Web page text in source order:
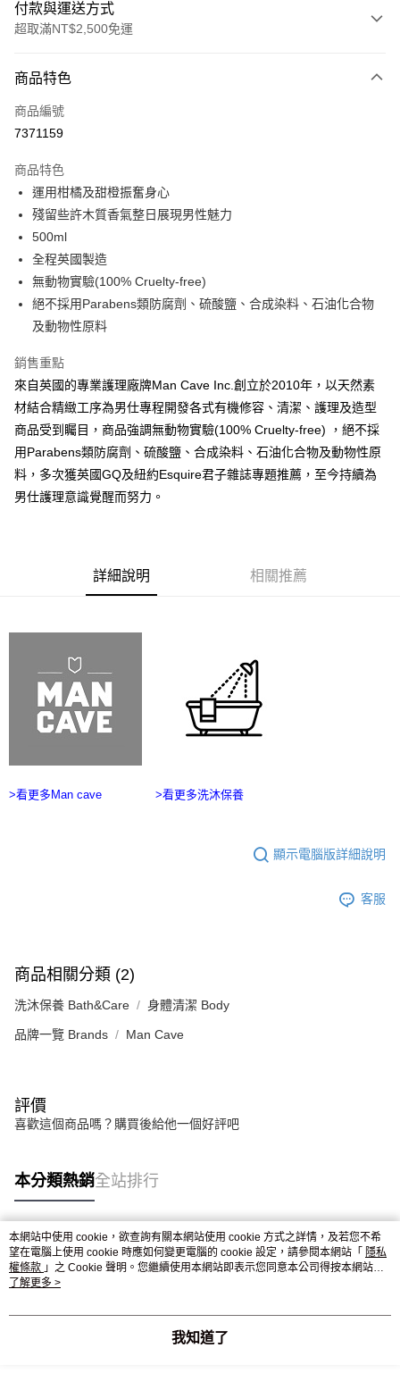
付款與運送方式
超取滿NT$2,500免運
信用卡一次付款
信用卡分期付款
合作金庫商業銀行
華南商業銀行
上海商業儲蓄銀行
台北富邦商業銀行
國泰世華商業銀行
臺灣中小企業銀行
匯豐（台灣）商業銀行
聯邦商業銀行
元大商業銀行
永豐商業銀行
玉山商業銀行
台灣樂天信用卡公司
6 期 0 利率 每期
合作金庫商業銀行
華南商業銀行
彰化商業銀行
上海商業儲蓄銀行
國泰世華商業銀行
臺灣中小企業銀行
匯豐（台灣）商業銀行
華泰商業銀行
聯邦商業銀行
元大商業銀行
玉山商業銀行
台灣樂天信用卡公司
超商取貨付款
LINE Pay
Apple Pay
悠遊付
相關說明
【關於「AFTEE先享後付」】
AFTEE先享後付是「在收到商品之後才付款」的支付方式。 讓您購物簡單
便利好安心！
１．簡單：不需註冊會員、不需綁卡、不需儲值。
２．便利：只要手機號碼，簡訊認證，即可結帳。
【「AFTEE先享後付」結帳流程】
ATM／網路銀行／等多元方式進行付款，方視為交易完成。
※ 請注意：結帳手續完成當下不需立刻繳費，但若您需要取消訂單，請聯絡
是否繳費成功／繳費後需取消欲退款等相關疑問，請聯繫「AFTEE先享後付
客戶支援中心」https://netprotections.freshdesk.com/support/home
【注意事項】
１．透過由恩沛科技股份有限公司提供之「AFTEE先享後付」服務完成之交
易，需依本服務之必要範圍內提供個人資料，並將交易相關給付款項請求債
https://aftee.tw/terms/#terms3
３．未成年的使用者請事先徵得法定代理人或監護人之同意方可使用
４．使用「AFTEE先享後付」時，將依據個別帳號之用戶狀況，依本公司即
時審查核予不同之上限額度；若仍有額度不足之情形，本公司將視審查結果
５．嚴禁一人註冊多個帳號或使用他人資訊註冊。若發現惡意使用之情形，
全家付款取貨
每筆NT$60，滿NT$2,500(含以上)免運費
每筆NT$215
海外宅配
商品特色
商品編號
7371159
商品特色
運用柑橘及甜橙振奮身心
殘留些許木質香氣整日展現男性魅力
500ml
全程英國製造
無動物實驗(100% Cruelty-free)
絕不採用Parabens類防腐劑、硫酸鹽、合成染料、石油化合物
及動物性原料
銷售重點
來自英國的專業護理廠牌Man Cave Inc.創立於2010年，以天然素
材結合精緻工序為男仕專程開發各式有機修容、清潔、護理及造型
商品受到矚目，商品強調無動物實驗(100% Cruelty-free) ，絕不採
用Parabens類防腐劑、硫酸鹽、合成染料、石油化合物及動物性原
料，多次獲英國GQ及紐約Esquire君子雜誌專題推薦，至今持續為
男仕護理意識覺醒而努力。
詳細說明 相關推薦
>看更多Man cave >看更多洗沐保養
顯示電腦版詳細說明
客服
商品相關分類 (2)
洗沐保養 Bath&Care 身體清潔 Body
品牌一覽 Brands Man Cave
評價
喜歡這個商品嗎？購買後給他一個好評吧
本分類熱銷全站排行
熱門標籤
本網站中使用 cookie，欲查詢有關本網站使用 cookie 方式之詳情，及若您不希
望在電腦上使用 cookie 時應如何變更電腦的 cookie 設定，請參閱本網站「 隱私
權條款 」之 Cookie 聲明。您繼續使用本網站即表示您同意本公司得按本網站使
用條款之 Cookie 聲明使用 cookie。
了解更多 >
我知道了